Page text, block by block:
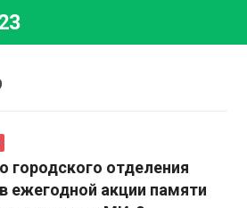
городского отделения
ежегодной акции памяти